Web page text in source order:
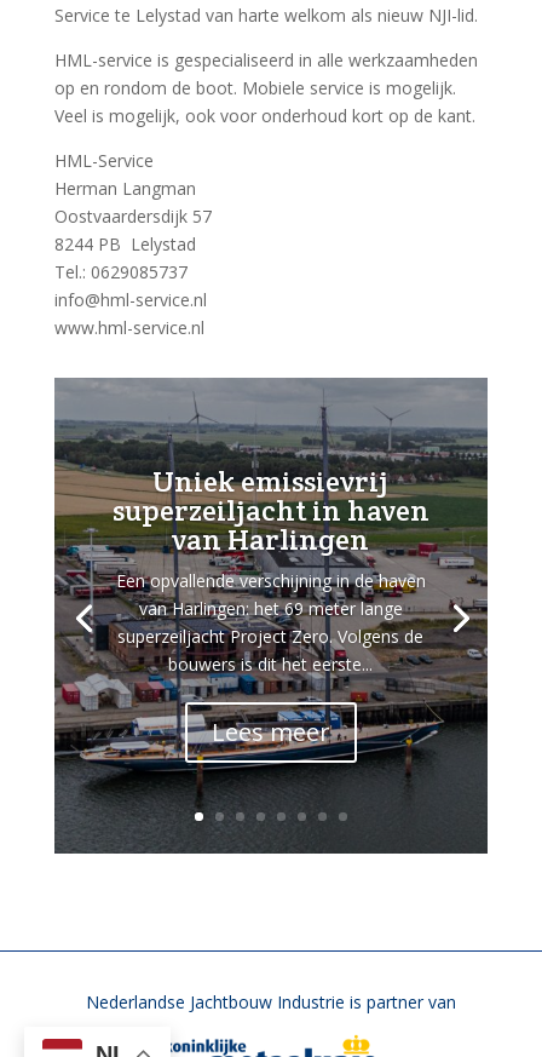
Service te Lelystad van harte welkom als nieuw NJI-lid.
HML-service is gespecialiseerd in alle werkzaamheden
op en rondom de boot. Mobiele service is mogelijk.
Veel is mogelijk, ook voor onderhoud kort op de kant.
HML-Service
Herman Langman
Oostvaardersdijk 57
8244 PB Lelystad
Tel.: 0629085737
info@hml-service.nl
www.hml-service.nl
Uniek emissievrij
superzeiljacht in haven
van Harlingen
Een opvallende verschijning in de haven
van Harlingen: het 69 meter lange
superzeiljacht Project Zero. Volgens de
bouwers is dit het eerste...
Lees meer
Nederlandse Jachtbouw Industrie is partner van